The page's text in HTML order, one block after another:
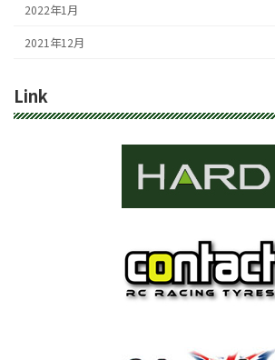
2022年1月
2021年12月
Link